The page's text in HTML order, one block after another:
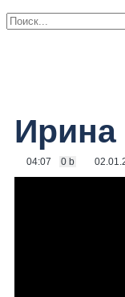
04:07 0 b